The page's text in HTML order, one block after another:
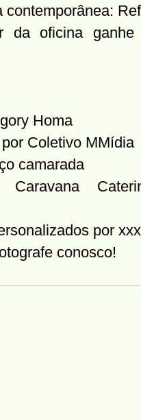
contemporânea:
da oficina
Homa
Coletivo MMídia
camarada
por
conosco!